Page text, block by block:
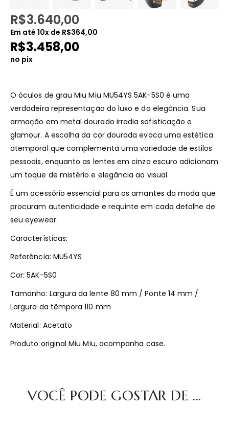
R$3.640,00
Em até 10x de R$364,00
R$3.458,00
no pix
O óculos de grau Miu Miu MU54YS 5AK-5S0 é uma
verdadeira representação do luxo e da elegância. Sua
armação em metal dourado irradia sofisticação e
glamour. A escolha da cor dourada evoca uma estética
atemporal que complementa uma variedade de estilos
pessoais, enquanto as lentes em cinza escuro adicionam
um toque de mistério e elegância ao visual.
É um acessório essencial para os amantes da moda que
procuram autenticidade e requinte em cada detalhe de
seu eyewear.
Características:
Referência: MU54YS
Cor: 5AK-5S0
Tamanho: Largura da lente 80 mm / Ponte 14 mm /
Largura da têmpora 110 mm
Material: Acetato
Produto original Miu Miu, acompanha case.
VOCÊ PODE GOSTAR DE ...